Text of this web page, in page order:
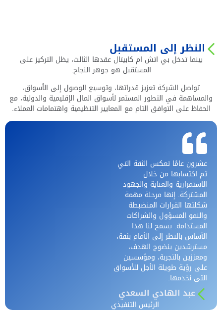
النظر إلى المستقبل
بينما تدخل بي اتش ام كابيتال عقدها الثالث، يظل التركيز على
المستقبل هو جوهر النجاح.
تواصل الشركة تعزيز قدراتها، وتوسيع الوصول إلى الأسواق،
والمساهمة في التطور المستمر لأسواق المال الإقليمية والدولية، مع
الحفاظ على التوافق التام مع المعايير التنظيمية واهتمامات العملاء.
عشرون عامًا تعكس الثقة التي
تم اكتسابها من خلال
الاستمرارية والعناية والجهود
المشتركة. إنها مرحلة مهمة
شكلتها القرارات المنضبطة
والنمو المسؤول والشراكات
المستدامة. يسمح لنا هذا
الأساس بالنظر إلى الأمام بثقة،
مسترشدين بنضوج الهدف،
ومعززين بالتجربة، ومؤسسين
على رؤية طويلة الأجل للأسواق
التي نخدمها.
عبد الهادي السعدي
الرئيس التنفيذي